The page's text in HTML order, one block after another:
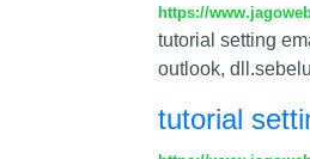
https://
tutorial setting
outlook,
tutorial